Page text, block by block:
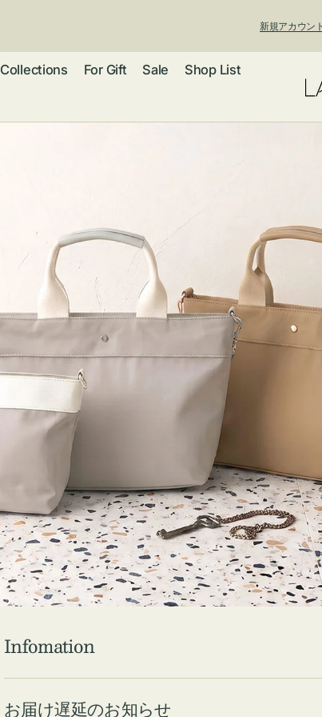
新規アカウン
夏季
Collections
ブレスレット・
バングル
ブローチ
ショルダーバッ
スマートフォン
ポシェット
ハンドバッグ
ボストンバッグ
エコバッグ・サ
ブバッグ
ファッション
バッグチャー
ム・キーホルダ
ー
ウエア
扇子・ファン
ストール・ハッ
ト・グローブ
メガネ・サング
ラス・ルーペ
傘
ハンカチ・ソッ
クス
ウォレット・革
ポーチ ・ メガ
ネケース・マル
チケース他
コスメ
ジュエリーボッ
クス ・ケース
インテリア
For Gift Sale Shop List
Infomation
お届け遅延のお知らせ